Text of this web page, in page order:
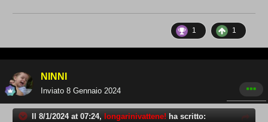
1 1
NINNI
Inviato 8 Gennaio 2024
Il 8/1/2024 at 07:24, longarinivattene! ha scritto: